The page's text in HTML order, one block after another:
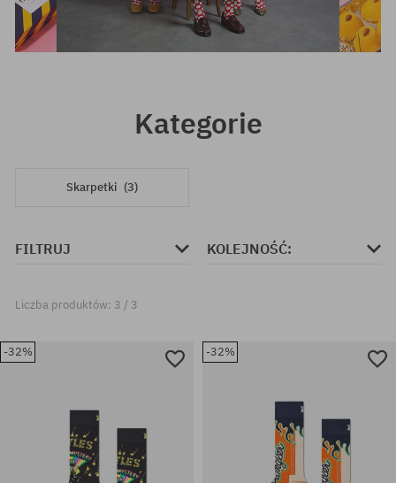
Kategorie
Skarpetki (3)
FILTRUJ KOLEJNOŚĆ:
Liczba produktów: 3 / 3
-32% -32%